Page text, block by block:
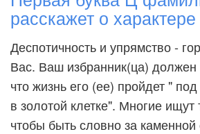
расскажет о характере
Деспотичность и упрямство -
Вас. Ваш избранник(ца) должен
что жизнь его (ее) пройдет "
в золотой клетке". Многие ищут
чтобы быть словно за